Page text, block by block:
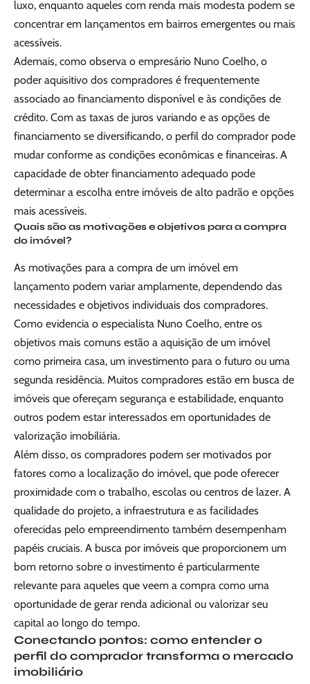
luxo, enquanto aqueles com renda mais modesta podem se
concentrar em lançamentos em bairros emergentes ou mais
acessíveis.
Ademais, como observa o empresário Nuno Coelho, o
poder aquisitivo dos compradores é frequentemente
associado ao financiamento disponível e às condições de
crédito. Com as taxas de juros variando e as opções de
financiamento se diversificando, o perfil do comprador pode
mudar conforme as condições econômicas e financeiras. A
capacidade de obter financiamento adequado pode
determinar a escolha entre imóveis de alto padrão e opções
mais acessíveis.
Quais são as motivações e objetivos para a compra
do imóvel?
As motivações para a compra de um imóvel em
lançamento podem variar amplamente, dependendo das
necessidades e objetivos individuais dos compradores.
Como evidencia o especialista Nuno Coelho, entre os
objetivos mais comuns estão a aquisição de um imóvel
como primeira casa, um investimento para o futuro ou uma
segunda residência. Muitos compradores estão em busca de
imóveis que ofereçam segurança e estabilidade, enquanto
outros podem estar interessados em oportunidades de
valorização imobiliária.
Além disso, os compradores podem ser motivados por
fatores como a localização do imóvel, que pode oferecer
proximidade com o trabalho, escolas ou centros de lazer. A
qualidade do projeto, a infraestrutura e as facilidades
oferecidas pelo empreendimento também desempenham
papéis cruciais. A busca por imóveis que proporcionem um
bom retorno sobre o investimento é particularmente
relevante para aqueles que veem a compra como uma
oportunidade de gerar renda adicional ou valorizar seu
capital ao longo do tempo.
Conectando pontos: como entender o
perfil do comprador transforma o mercado
imobiliário